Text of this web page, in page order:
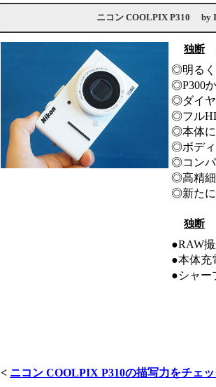
ニコン COOLPIX P310 by
独断
◎明るく
◎P300
◎ダイヤ
◎フル
◎本体に
◎ボディ
◎コンパ
◎高精細
◎新たに
独断
●RAW
●本体充
●シャー
< ニコン COOLPIX P310の描写力をチェ